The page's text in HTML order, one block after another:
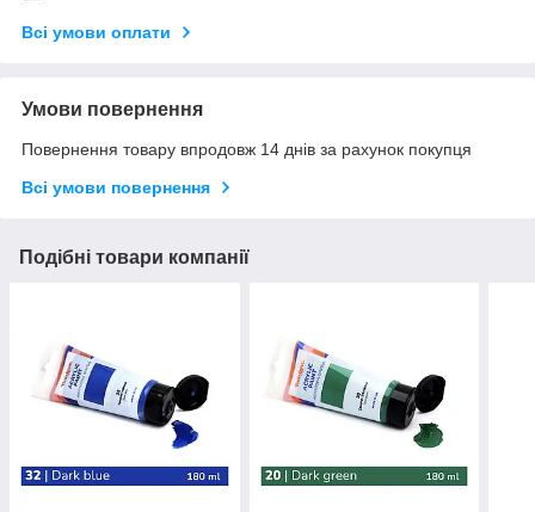
Всі умови оплати
Умови повернення
Повернення товару впродовж 14 днів за рахунок покупця
Всі умови повернення
Подібні товари компанії